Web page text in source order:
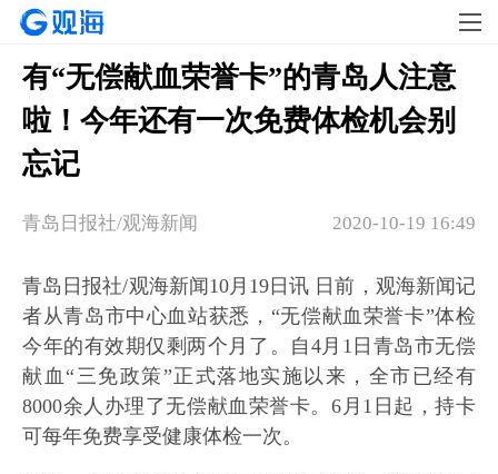
有“无偿献血荣誉卡”的青岛人注意
啦！今年还有一次免费体检机会别
忘记
2020-10-19 16:49
青岛日报社/观海新闻
青岛日报社/观海新闻10月19日讯 日前，观海新闻记
者从青岛市中心血站获悉，“无偿献血荣誉卡”体检
今年的有效期仅剩两个月了。自4月1日青岛市无偿
献血“三免政策”正式落地实施以来，全市已经有
8000余人办理了无偿献血荣誉卡。6月1日起，持卡
可每年免费享受健康体检一次。